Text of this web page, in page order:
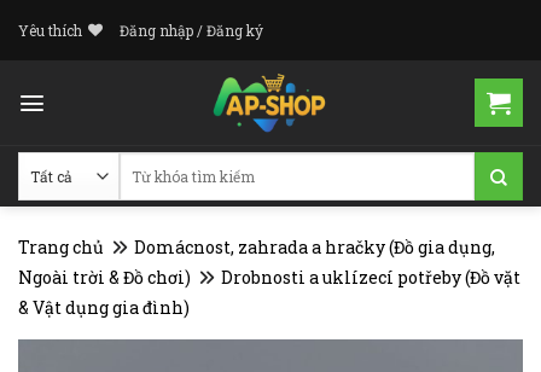
Yêu thích Đăng nhập / Đăng ký
Trang chủ
Domácnost, zahrada a hračky (Đồ gia dụng,
Ngoài trời & Đồ chơi)
Drobnosti a uklízecí potřeby (Đồ vặt
& Vật dụng gia đình)